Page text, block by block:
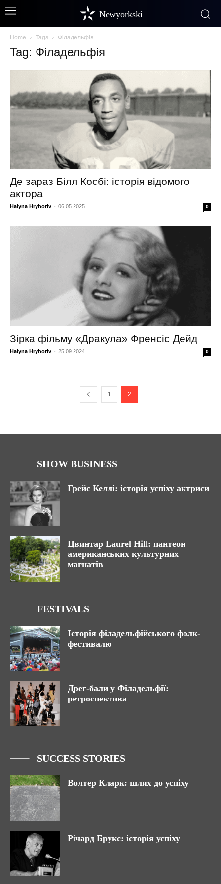
Newyorkski
Home Tags Філадельфія
Tag: Філадельфія
Де зараз Білл Косбі: історія відомого
актора
Halyna Hryhoriv - 06.05.2025 0
Зірка фільму «Дракула» Френсіс Дейд
Halyna Hryhoriv - 25.09.2024 0
1 2
SHOW BUSINESS
Грейс Келлі: історія успіху актриси
Цвинтар Laurel Hill: пантеон
американських культурних
магнатів
FESTIVALS
Історія філадельфійського фолк-
фестивалю
Дрег-бали у Філадельфії:
ретроспектива
SUCCESS STORIES
Волтер Кларк: шлях до успіху
Річард Брукс: історія успіху